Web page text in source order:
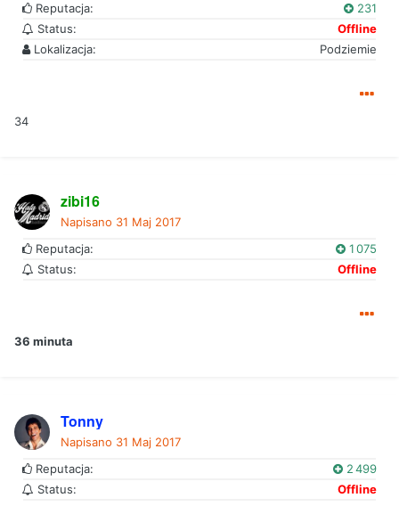
Reputacja:
231
Status:
Offline
Lokalizacja:
Podziemie
34
zibi16
Napisano 31 Maj 2017
Reputacja:
1 075
Status:
Offline
36 minuta
Tonny
Napisano 31 Maj 2017
Reputacja:
2 499
Status:
Offline